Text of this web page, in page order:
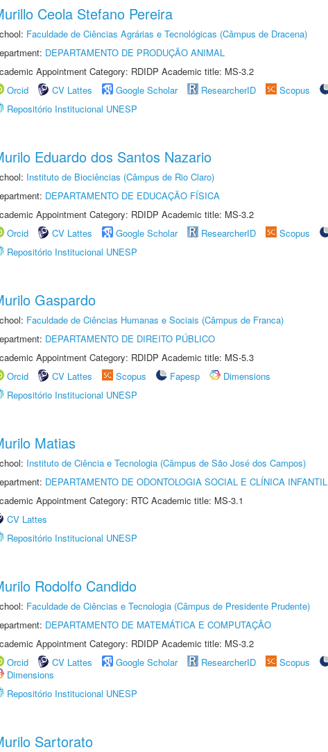
Ceola Stefano Pereira
Faculdade de Ciências Agrárias e Tecnológicas (Câmpus de Dracena)
DEPARTAMENTO DE PRODUÇÃO ANIMAL
Appointment Category: RDIDP Academic title: MS-3.2
Orcid
CV Lattes Google Scholar ResearcherID Scopus
Repositório Institucional UNESP
Eduardo dos Santos Nazario
Instituto de Biociências (Câmpus de Rio Claro)
DEPARTAMENTO DE EDUCAÇÃO FÍSICA
Appointment Category: RDIDP Academic title: MS-3.2
Orcid
CV Lattes Google Scholar ResearcherID Scopus
Repositório Institucional UNESP
Gaspardo
Faculdade de Ciências Humanas e Sociais (Câmpus de Franca)
DEPARTAMENTO DE DIREITO PÚBLICO
Appointment Category: RDIDP Academic title: MS-5.3
Orcid
CV Lattes Scopus Fapesp
Dimensions
Repositório Institucional UNESP
Matias
Instituto de Ciência e Tecnologia (Câmpus de São José dos Campos)
DEPARTAMENTO DE ODONTOLOGIA SOCIAL E CLÍNICA INFANTIL
Appointment Category: RTC Academic title: MS-3.1
CV Lattes
Repositório Institucional UNESP
Rodolfo Candido
Faculdade de Ciências e Tecnologia (Câmpus de Presidente Prudente)
DEPARTAMENTO DE MATEMÁTICA E COMPUTAÇÃO
Appointment Category: RDIDP Academic title: MS-3.2
Orcid
CV Lattes Google Scholar ResearcherID Scopus
Dimensions
Repositório Institucional UNESP
Sartorato